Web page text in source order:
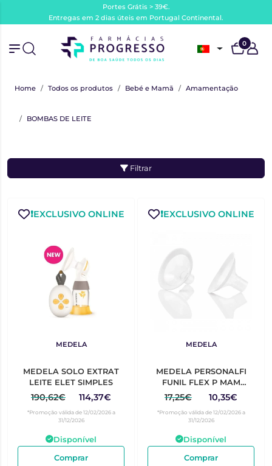
Portes Grátis > 39€.
Entregas em 2 dias úteis em Portugal Continental.
0
Home Todos os produtos Bebé e Mamã Amamentação
BOMBAS DE LEITE
Filtrar
❗️EXCLUSIVO ONLINE
MEDELA
MEDELA SOLO EXTRAT
LEITE ELET SIMPLES
190,62€ 114,37€
*Promoção válida de 12/02/2026 a
31/12/2026
Disponível
Comprar
❗️EXCLUSIVO ONLINE
MEDELA
MEDELA PERSONALFI
FUNIL FLEX P MAM
21MMX2
17,25€ 10,35€
*Promoção válida de 12/02/2026 a
31/12/2026
Disponível
Comprar